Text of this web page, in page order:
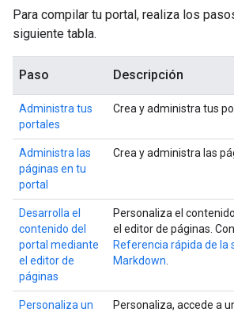
Para compilar tu portal, realiza los
siguiente tabla.
Paso Descripción
Administra tus
portales
Crea y administra tus
Administra las
páginas en tu
portal
Crea y administra las
Desarrolla el
contenido del
portal mediante
el editor de
páginas
Personaliza el
el editor de páginas.
Referencia rápida de la
Markdown
Personaliza un
Personaliza, accede a